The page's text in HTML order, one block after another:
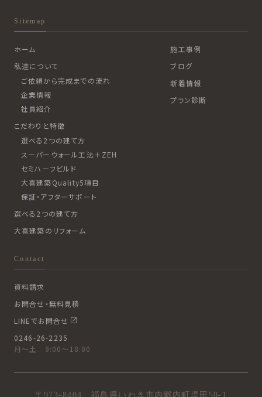
Sitemap
ホーム
私達について
ご依頼から完成までの流れ
企業情報
社員紹介
こだわりと特徴
選べる2つの建て方
スーパーウォール工法＋ZEH
セミハーフビルド
大喜建築Quality5項目
保証・アフターサポート
選べる2つの建て方
大喜建築のリフォーム
施工事例
ブログ
新着情報
プラン診断
Contact
資料請求
お問合せ・無料見積
LINEでお問合せ
0246-26-2235
月〜土 9:00〜18:00
〒973-8404 福島県いわき市内郷内町堤田50-1